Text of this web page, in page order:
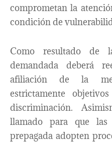
comprometan la
condición de
Como resultado de
demandada deberá
afiliación de la
estrictamente
discriminación.
llamado para que las
prepagada adopten